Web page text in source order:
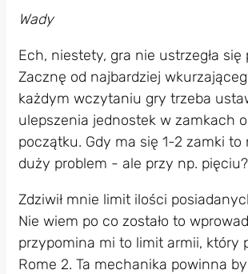
Wady
Ech, niestety, gra nie ustrzegła się
Zacznę od najbardziej
każdym wczytaniu gry trzeba
ulepszenia jednostek w zamkach
początku. Gdy ma się 1-2 zamki
duży problem - ale przy np. pięciu?
Zdziwił mnie limit ilości
Nie wiem po co zostało to
przypomina mi to limit armii, który
Rome 2. Ta mechanika powinna